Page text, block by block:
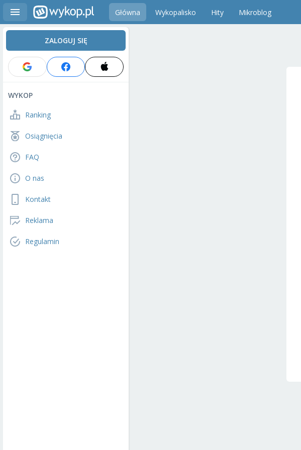
Główna Wykopalisko Hity Mikroblog
ZALOGUJ SIĘ
WYKOP
Ranking
Osiągnięcia
FAQ
O nas
Kontakt
Reklama
Regulamin